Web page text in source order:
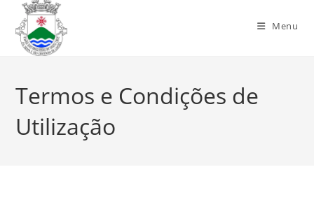
Menu
Termos e Condições de
Utilização